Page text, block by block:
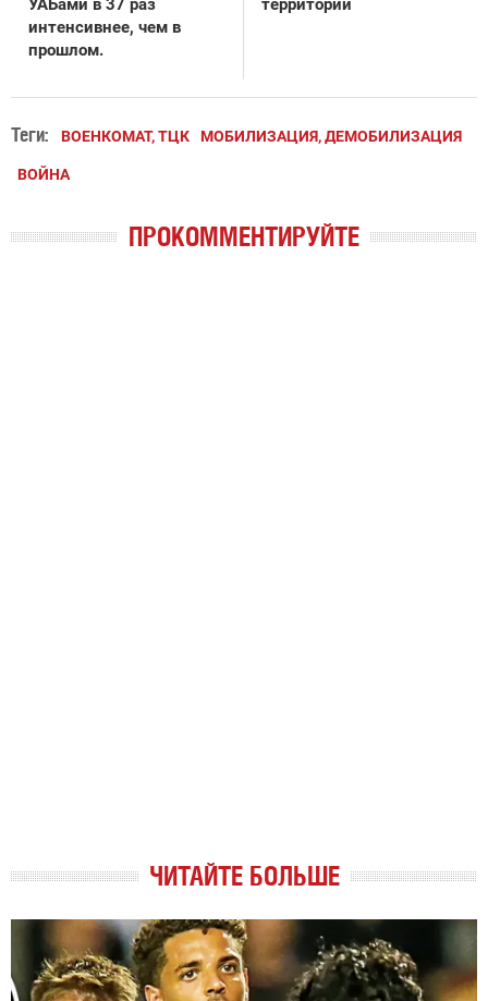
УАБами в 37 раз
интенсивнее, чем в
прошлом.
территории
Теги: ВОЕНКОМАТ, ТЦК МОБИЛИЗАЦИЯ, ДЕМОБИЛИЗАЦИЯ
ВОЙНА
ПРОКОММЕНТИРУЙТЕ
ЧИТАЙТЕ БОЛЬШЕ